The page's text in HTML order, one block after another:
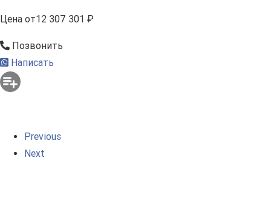
Цена от12 307 301 ₽
Позвонить
Написать
Previous
Next